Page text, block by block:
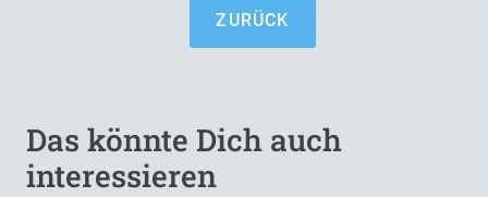
ZURÜCK
Das könnte Dich auch
interessieren